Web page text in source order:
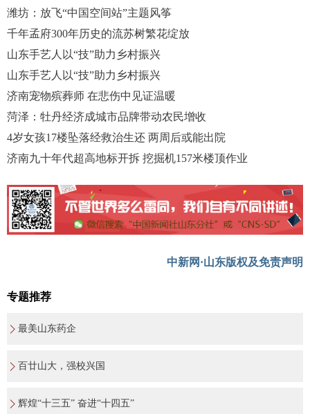
潍坊：放飞“中国空间站”主题风筝
千年孟府300年历史的流苏树繁花绽放
山东手艺人以“技”助力乡村振兴
山东手艺人以“技”助力乡村振兴
济南宠物殡葬师 在悲伤中见证温暖
菏泽：牡丹经济成城市品牌带动农民增收
4岁女孩17楼坠落经救治生还 两周后或能出院
济南九十年代超高地标开拆 挖掘机157米楼顶作业
中新网·山东版权及免责声明
专题推荐
最美山东药企
百廿山大，强校兴国
辉煌“十三五” 奋进“十四五”